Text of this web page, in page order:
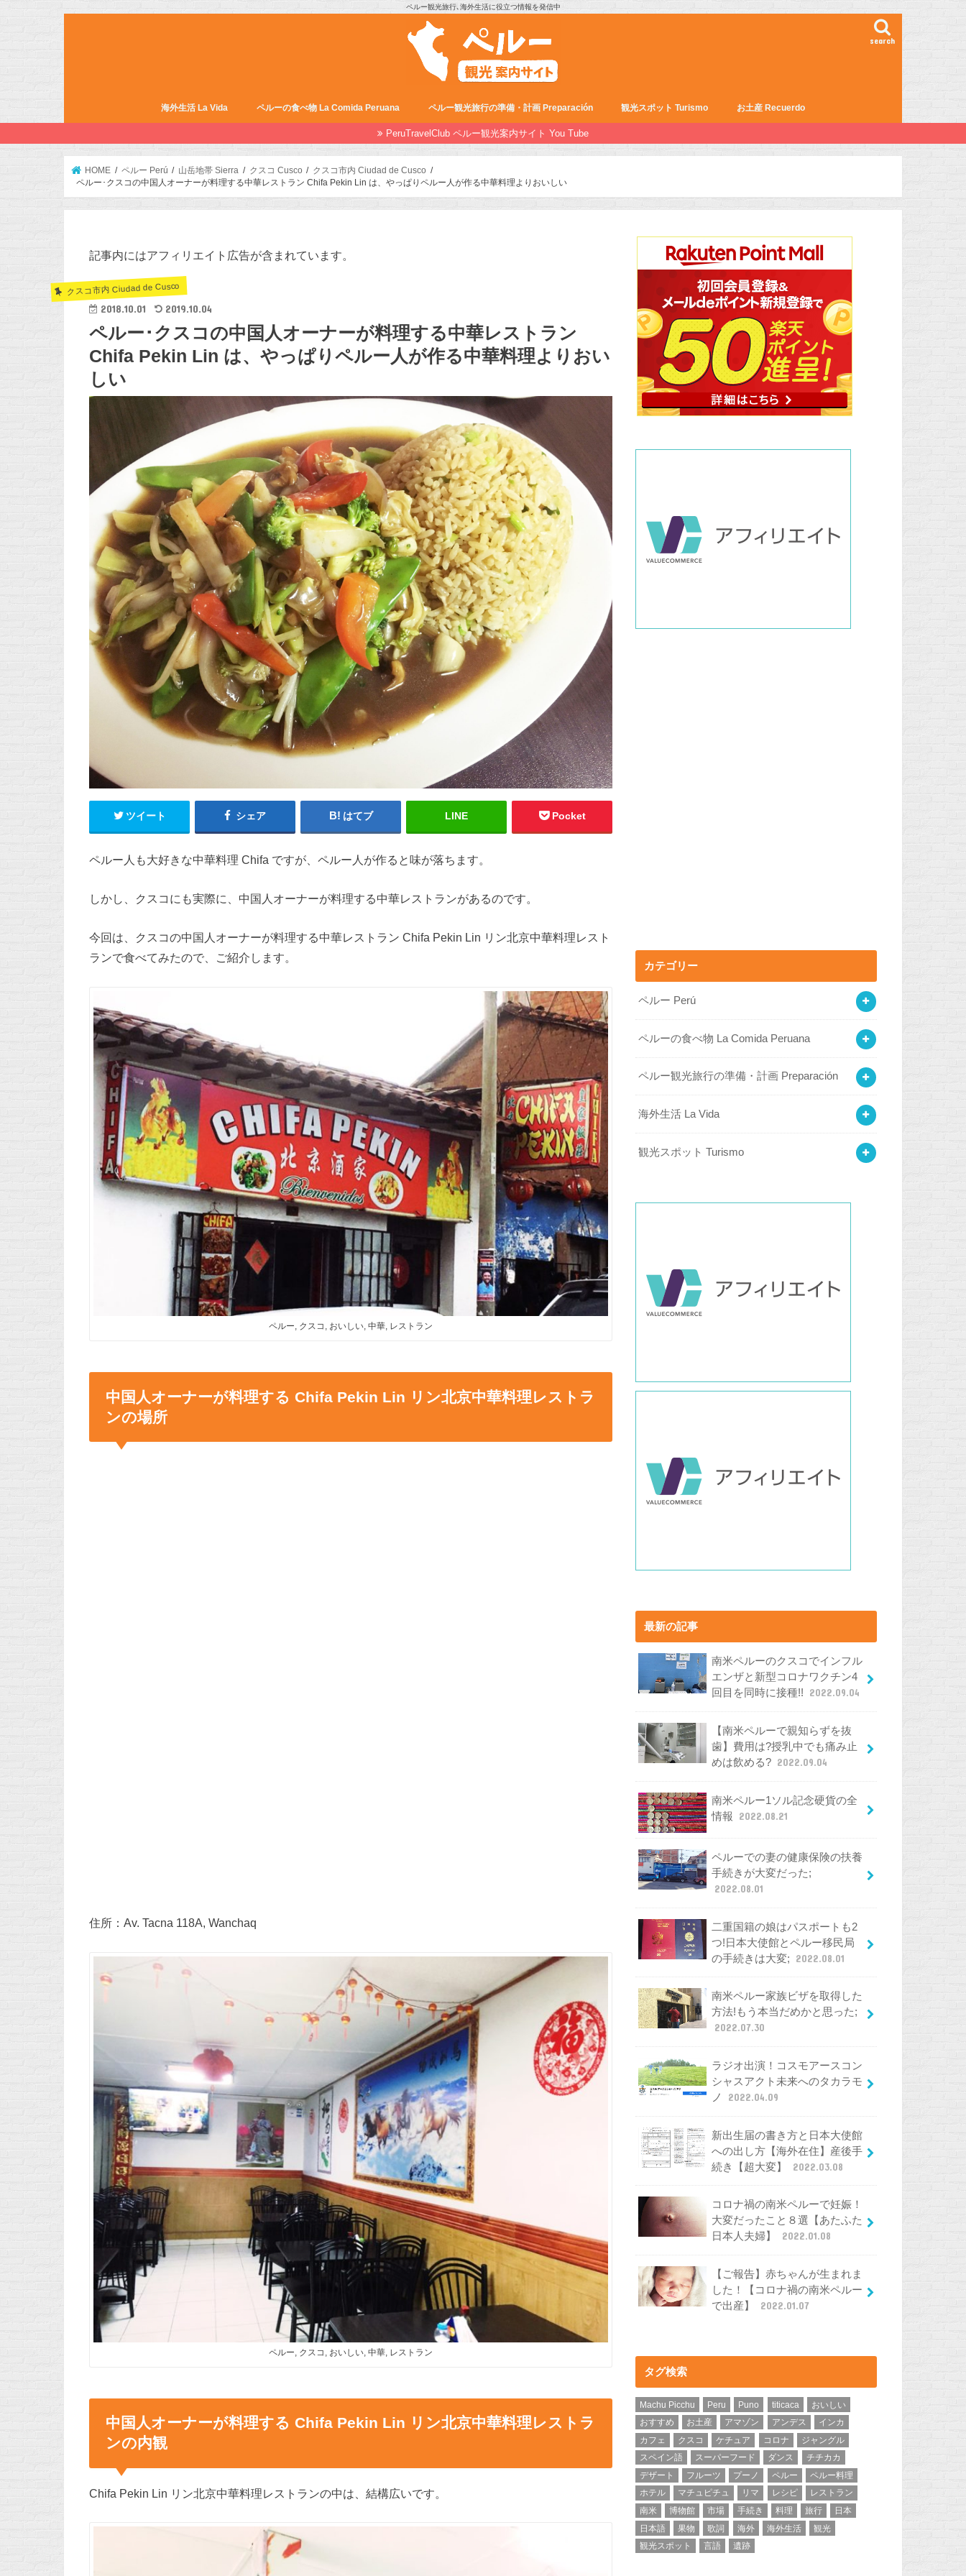
ペルー観光旅行､海外生活に役立つ情報を発信中
search
海外生活 La Vida ペルーの食べ物 La Comida Peruana ペルー観光旅行の準備・計画 Preparación 観光スポット Turismo お土産 Recuerdo
PeruTravelClub ペルー観光案内サイト You Tube
HOME ペルー Perú 山岳地帯 Sierra クスコ Cusco
クスコ市内 Ciudad de Cusco
ペルー･クスコの中国人オーナーが料理する中華レストラン Chifa Pekin Lin は、やっぱりペルー人が作る中華料理よりおいしい
記事内にはアフィリエイト広告が含まれています。
クスコ市内 Ciudad de Cusco
2018.10.01 2019.10.04
ペルー･クスコの中国人オーナーが料理する中華レストラン
Chifa Pekin Lin は、やっぱりペルー人が作る中華料理よりおい
しい
ツイート シェア はてブ LINE Pocket
ペルー人も大好きな中華料理 Chifa ですが、ペルー人が作ると味が落ちます。
しかし、クスコにも実際に、中国人オーナーが料理する中華レストランがあるのです。
今回は、クスコの中国人オーナーが料理する中華レストラン Chifa Pekin Lin リン北京中華料理レスト
ランで食べてみたので、ご紹介します。
ペルー, クスコ, おいしい, 中華, レストラン
中国人オーナーが料理する Chifa Pekin Lin リン北京中華料理レストラ
ンの場所
住所：Av. Tacna 118A, Wanchaq
ペルー, クスコ, おいしい, 中華, レストラン
中国人オーナーが料理する Chifa Pekin Lin リン北京中華料理レストラ
ンの内観
Chifa Pekin Lin リン北京中華料理レストランの中は、結構広いです。
カテゴリー
ペルー Perú
ペルーの食べ物 La Comida Peruana
ペルー観光旅行の準備・計画 Preparación
海外生活 La Vida
観光スポット Turismo
最新の記事
南米ペルーのクスコでインフル
エンザと新型コロナワクチン4
回目を同時に接種!!
2022.09.04
【南米ペルーで親知らずを抜
歯】費用は?授乳中でも痛み止
めは飲める? 2022.09.04
南米ペルー1ソル記念硬貨の全
情報
2022.08.21
ペルーでの妻の健康保険の扶養
手続きが大変だった;
2022.08.01
二重国籍の娘はパスポートも2
つ!日本大使館とペルー移民局
の手続きは大変;
2022.08.01
南米ペルー家族ビザを取得した
方法!もう本当だめかと思った;
2022.07.30
ラジオ出演！コスモアースコン
シャスアクト未来へのタカラモ
ノ
2022.04.09
新出生届の書き方と日本大使館
への出し方【海外在住】産後手
続き【超大変】
2022.03.08
コロナ禍の南米ペルーで妊娠！
大変だったこと８選【あたふた
日本人夫婦】
2022.01.08
【ご報告】赤ちゃんが生まれま
した！【コロナ禍の南米ペルー
で出産】
2022.01.07
タグ検索
Machu Picchu Peru Puno titicaca
おいしい
おすすめ
お土産 アマゾン アンデス
インカ
カフェ
クスコ ケチュア コロナ
ジャングル
スペイン語
スーパーフード ダンス
チチカカ
デザート
フルーツ プーノ ペルー
ペルー料理
ホテル
マチュピチュ リマ レシピ
レストラン
南米
博物館 市場 手続き 料理 旅行
日本
日本語
果物 歌詞 海外 海外生活
観光
観光スポット
言語 遺跡